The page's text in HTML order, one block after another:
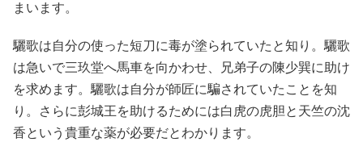
まいます。
驪歌は自分の使った短刀に毒が塗られていたと知り。驪歌
は急いで三玖堂へ馬車を向かわせ、兄弟子の陳少巽に助け
を求めます。驪歌は自分が師匠に騙されていたことを知
り。さらに彭城王を助けるためには白虎の虎胆と天竺の沈
香という貴重な薬が必要だとわかります。